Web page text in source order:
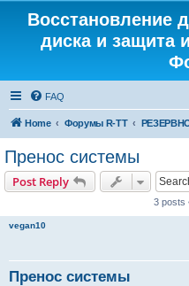
Восстановление
диска и защита
FAQ
Home Форумы R-TT
Пренос системы
Post Reply
3 posts
vegan10
Пренос системы